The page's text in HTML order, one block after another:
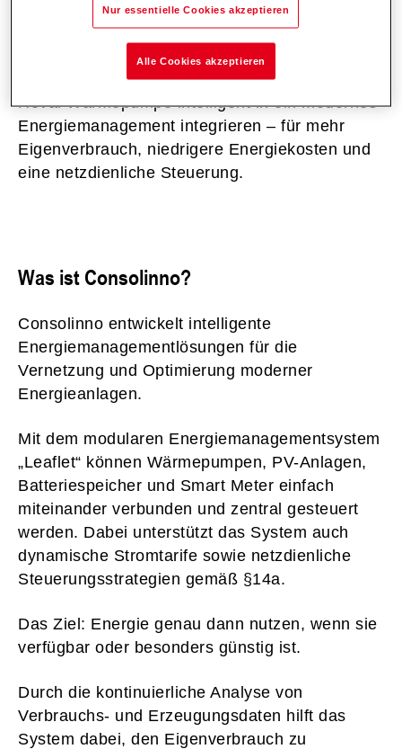
Effizienzpotenziale gezielt nutzen.
Mit dem Leaflet Home Energy Management
System (HEMS) von Consolinno lässt sich Ihre
Hoval Wärmepumpe intelligent in ein modernes
Energiemanagement integrieren – für mehr
Eigenverbrauch, niedrigere Energiekosten und
eine netzdienliche Steuerung.
Was ist Consolinno?
Consolinno entwickelt intelligente
Energiemanagementlösungen für die
Vernetzung und Optimierung moderner
Energieanlagen.
Mit dem modularen Energiemanagementsystem
„Leaflet“ können Wärmepumpen, PV-Anlagen,
Batteriespeicher und Smart Meter einfach
miteinander verbunden und zentral gesteuert
werden. Dabei unterstützt das System auch
dynamische Stromtarife sowie netzdienliche
Steuerungsstrategien gemäß §14a.
Das Ziel: Energie genau dann nutzen, wenn sie
verfügbar oder besonders günstig ist.
Durch die kontinuierliche Analyse von
Verbrauchs- und Erzeugungsdaten hilft das
System dabei, den Eigenverbrauch zu
Nur essentielle Cookies akzeptieren
Alle Cookies akzeptieren